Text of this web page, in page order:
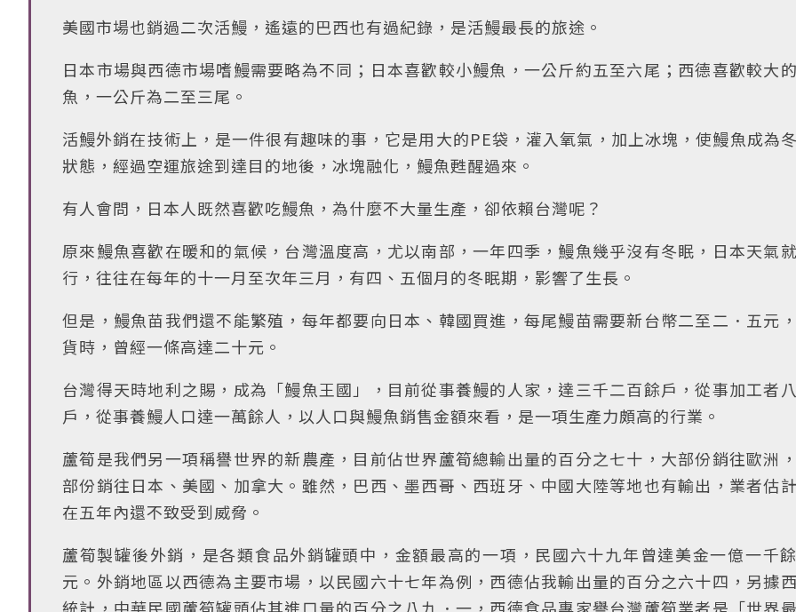
美國市場也銷過二次活鰻，遙遠的巴西也有過紀錄，是活鰻最長的旅途。
日本市場與西德市場嗜鰻需要略為不同；日本喜歡較小鰻魚，一公斤約五至六尾；西德喜歡較大
魚，一公斤為二至三尾。
活鰻外銷在技術上，是一件很有趣味的事，它是用大的PE袋，灌入氧氣，加上冰塊，使鰻魚成為
狀態，經過空運旅途到達目的地後，冰塊融化，鰻魚甦醒過來。
有人會問，日本人既然喜歡吃鰻魚，為什麼不大量生產，卻依賴台灣呢？
原來鰻魚喜歡在暖和的氣候，台灣溫度高，尤以南部，一年四季，鰻魚幾乎沒有冬眠，日本天氣
行，往往在每年的十一月至次年三月，有四、五個月的冬眠期，影響了生長。
但是，鰻魚苗我們還不能繁殖，每年都要向日本、韓國買進，每尾鰻苗需要新台幣二至二．五元
貨時，曾經一條高達二十元。
台灣得天時地利之賜，成為「鰻魚王國」，目前從事養鰻的人家，達三千二百餘戶，從事加工者
戶，從事養鰻人口達一萬餘人，以人口與鰻魚銷售金額來看，是一項生產力頗高的行業。
蘆筍是我們另一項稱譽世界的新農產，目前佔世界蘆筍總輸出量的百分之七十，大部份銷往歐洲
部份銷往日本、美國、加拿大。雖然，巴西、墨西哥、西班牙、中國大陸等地也有輸出，業者估計
在五年內還不致受到威脅。
蘆筍製罐後外銷，是各類食品外銷罐頭中，金額最高的一項，民國六十九年曾達美金一億一千
元。外銷地區以西德為主要市場，以民國六十七年為例，西德佔我輸出量的百分之六十四，另據